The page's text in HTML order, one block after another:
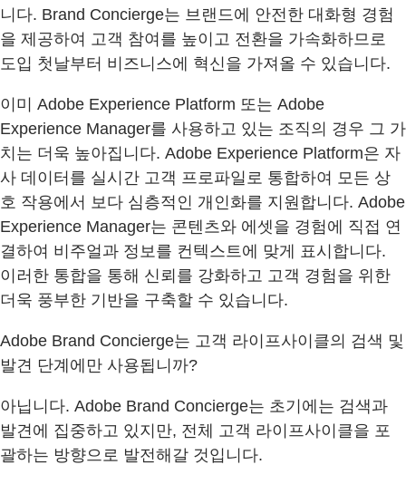
니다. Brand Concierge는 브랜드에 안전한 대화형 경험
을 제공하여 고객 참여를 높이고 전환을 가속화하므로
도입 첫날부터 비즈니스에 혁신을 가져올 수 있습니다.
이미 Adobe Experience Platform 또는 Adobe
Experience Manager를 사용하고 있는 조직의 경우 그 가
치는 더욱 높아집니다. Adobe Experience Platform은 자
사 데이터를 실시간 고객 프로파일로 통합하여 모든 상
호 작용에서 보다 심층적인 개인화를 지원합니다. Adobe
Experience Manager는 콘텐츠와 에셋을 경험에 직접 연
결하여 비주얼과 정보를 컨텍스트에 맞게 표시합니다.
이러한 통합을 통해 신뢰를 강화하고 고객 경험을 위한
더욱 풍부한 기반을 구축할 수 있습니다.
Adobe Brand Concierge는 고객 라이프사이클의 검색 및
발견 단계에만 사용됩니까?
아닙니다. Adobe Brand Concierge는 초기에는 검색과
발견에 집중하고 있지만, 전체 고객 라이프사이클을 포
괄하는 방향으로 발전해갈 것입니다.